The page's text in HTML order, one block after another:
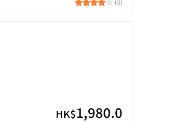
(3)
HK$1,980.0